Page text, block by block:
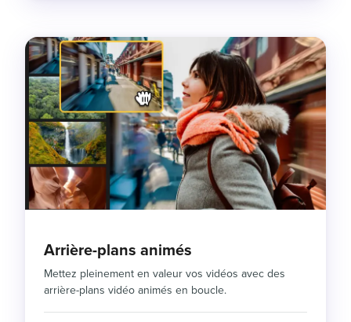
Arrière-plans animés
Mettez pleinement en valeur vos vidéos avec des
arrière-plans vidéo animés en boucle.